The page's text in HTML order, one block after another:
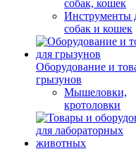
собак, кошек
Инструменты
собак и кошек
Оборудование и
грызунов
Мышеловки,
кротоловки